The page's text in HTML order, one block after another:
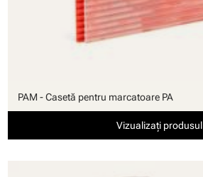
PAM - Casetă pentru marcatoare PA
Vizualizați produsul